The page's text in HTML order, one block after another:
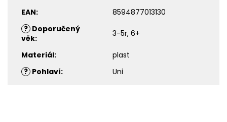
EAN:
8594877013130
? Doporučený
věk: 3-5r, 6+
Materiál:
plast
? Pohlaví: Uni